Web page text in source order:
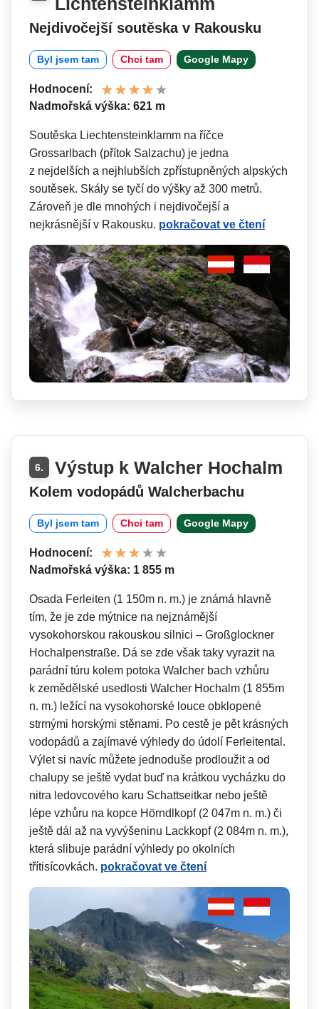
Nejdivočejší soutěska v Rakousku
Byl jsem tam Chci tam Google Mapy
Hodnocení:
Nadmořská výška: 621 m
Soutěska Liechtensteinklamm na říčce
Grossarlbach (přítok Salzachu) je jedna
z nejdelších a nejhlubších zpřístupněných alpských
soutěsek. Skály se tyčí do výšky až 300 metrů.
Zároveň je dle mnohých i nejdivočejší a
nejkrásnější v Rakousku. pokračovat ve čtení
6. Výstup k Walcher Hochalm
Kolem vodopádů Walcherbachu
Byl jsem tam Chci tam Google Mapy
Hodnocení:
Nadmořská výška: 1 855 m
Osada Ferleiten (1 150m n. m.) je známá hlavně
tím, že je zde mýtnice na nejznámější
vysokohorskou rakouskou silnici – Großglockner
Hochalpenstraße. Dá se zde však taky vyrazit na
parádní túru kolem potoka Walcher bach vzhůru
k zemědělské usedlosti Walcher Hochalm (1 855m
n. m.) ležící na vysokohorské louce obklopené
strmými horskými stěnami. Po cestě je pět krásných
vodopádů a zajímavé výhledy do údolí Ferleitental.
Výlet si navíc můžete jednoduše prodloužit a od
chalupy se ještě vydat buď na krátkou vycházku do
nitra ledovcového karu Schattseitkar nebo ještě
lépe vzhůru na kopce Hörndlkopf (2 047m n. m.) či
ještě dál až na vyvýšeninu Lackkopf (2 084m n. m.),
která slibuje parádní výhledy po okolních
třítisícovkách. pokračovat ve čtení